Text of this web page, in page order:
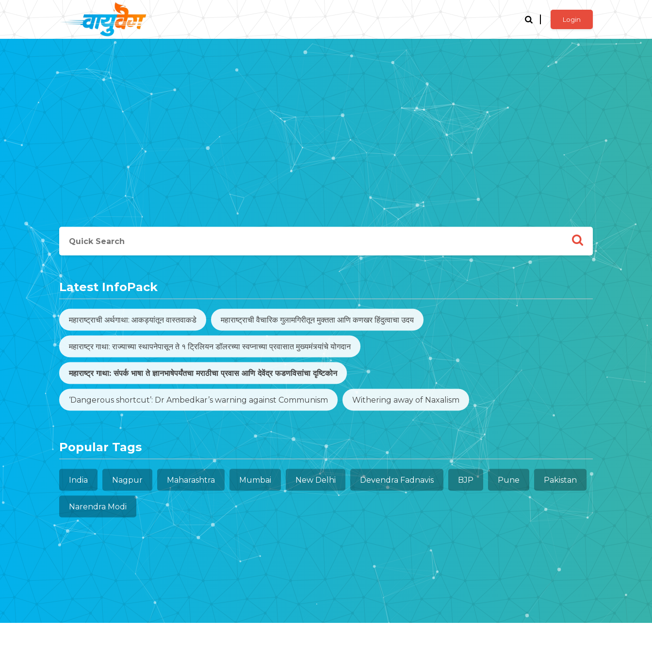
Login
Latest InfoPack
महाराष्ट्राची अर्थगाथा: आकड्यांतून वास्तवाकडे महाराष्ट्राची वैचारिक गुलामगिरीतून मुक्तता आणि कणखर हिंदुत्वाचा उदय
महाराष्ट्र गाथा: राज्याच्या स्थापनेपासून ते १ ट्रिलियन डॉलरच्या स्वप्नाच्या प्रवासात मुख्यमंत्र्यांचे योगदान
महाराष्ट्र गाथा: संपर्क भाषा ते ज्ञानभाषेपर्यंतचा मराठीचा प्रवास आणि देवेंद्र फडणविसांचा दृष्टिकोन
‘Dangerous shortcut’: Dr Ambedkar’s warning against Communism Withering away of Naxalism
Popular Tags
India Nagpur Maharashtra Mumbai New Delhi Devendra Fadnavis BJP Pune Pakistan
Narendra Modi